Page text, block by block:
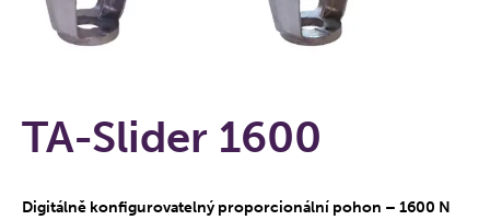
TA-Slider 1600
Digitálně konfigurovatelný proporcionální pohon – 1600 N